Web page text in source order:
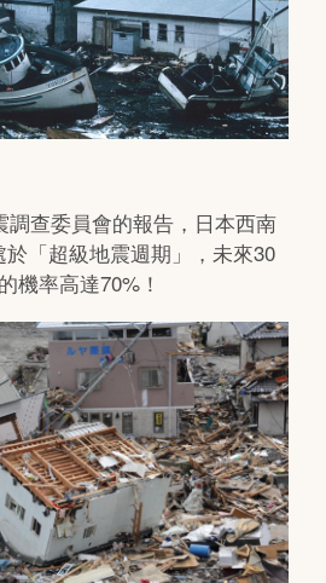
查委員會的報告，日本西南
「超級地震週期」，未來30
機率高達70%！